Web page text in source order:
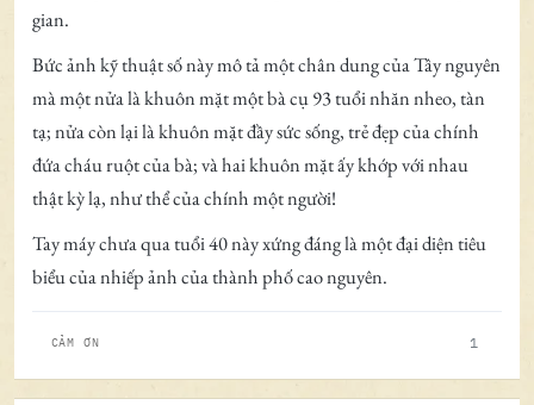
gian.
Bức ảnh kỹ thuật số này mô tả một chân dung của Tây nguyên
mà một nửa là khuôn mặt một bà cụ 93 tuổi nhăn nheo, tàn
tạ; nửa còn lại là khuôn mặt đầy sức sống, trẻ đẹp của chính
đứa cháu ruột của bà; và hai khuôn mặt ấy khớp với nhau
thật kỳ lạ, như thể của chính một người!
Tay máy chưa qua tuổi 40 này xứng đáng là một đại diện tiêu
biểu của nhiếp ảnh của thành phố cao nguyên.
CẢM ƠN 1